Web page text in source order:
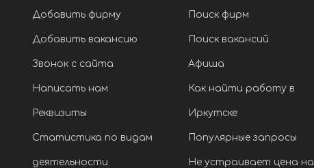
Добавить фирму
Добавить вакансию
Звонок с сайта
Написать нам
Реквизиты
Статистика по видам
деятельности
Поиск фирм
Поиск вакансий
Афиша
Как найти работу в
Иркутске
Популярные запросы
Не устраивает цена на